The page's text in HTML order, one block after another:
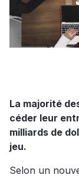
La majorité
céder leur
milliards de
jeu.
Selon un